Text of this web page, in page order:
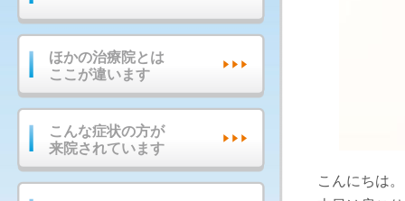
こんにちは。
ほかの治療院とは
ここが違います
こんな症状の方が
来院されています